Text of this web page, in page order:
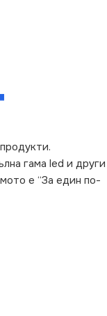
гама led и други
е “За един по-